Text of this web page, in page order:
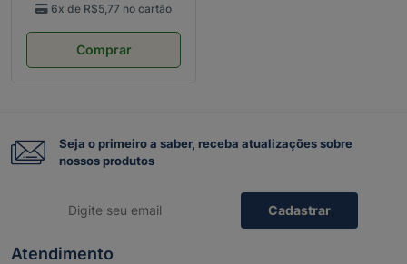
6x de R$5,77 no cartão
Comprar
Seja o primeiro a saber, receba atualizações sobre
nossos produtos
Cadastrar
Atendimento